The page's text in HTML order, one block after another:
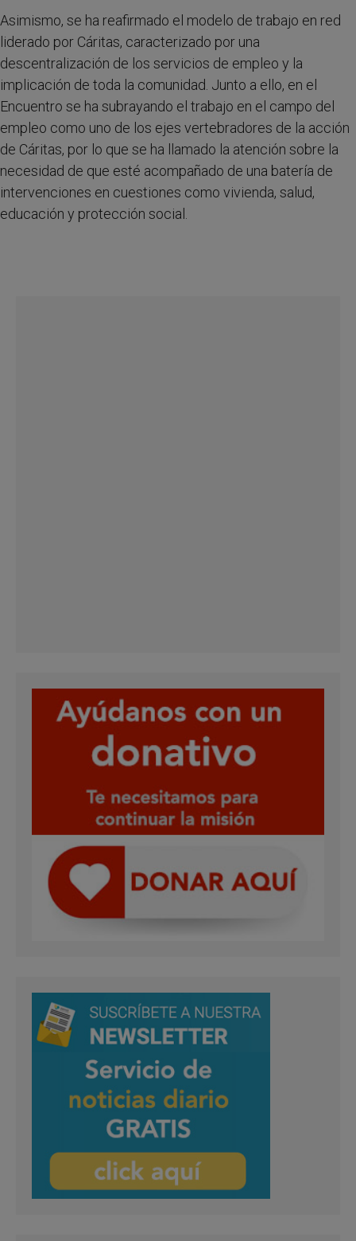
Asimismo, se ha reafirmado el modelo de trabajo en red
liderado por Cáritas, caracterizado por una
descentralización de los servicios de empleo y la
implicación de toda la comunidad. Junto a ello, en el
Encuentro se ha subrayando el trabajo en el campo del
empleo como uno de los ejes vertebradores de la acción
de Cáritas, por lo que se ha llamado la atención sobre la
necesidad de que esté acompañado de una batería de
intervenciones en cuestiones como vivienda, salud,
educación y protección social.